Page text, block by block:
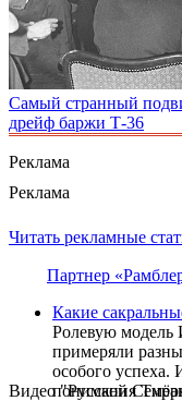
Самый странный
дрейф баржи Т-36
Реклама
Реклама
Видео "Русской
Читать рекламные
Партнер
Какие
Ролевую модель
примеряли
особого успеха.
понимания